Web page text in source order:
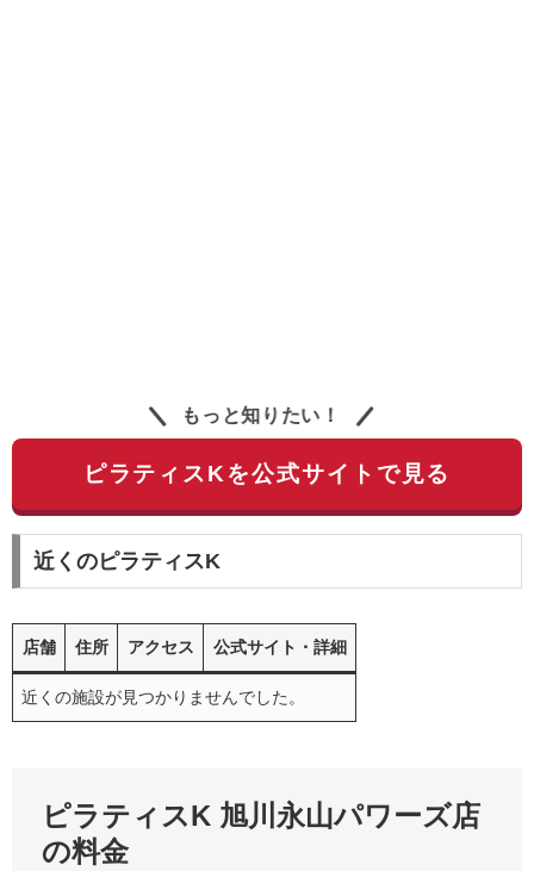
もっと知りたい！
ピラティスKを公式サイトで見る
近くのピラティスK
店舗 住所 アクセス 公式サイト・詳細
近くの施設が見つかりませんでした。
ピラティスK 旭川永山パワーズ店
の料金